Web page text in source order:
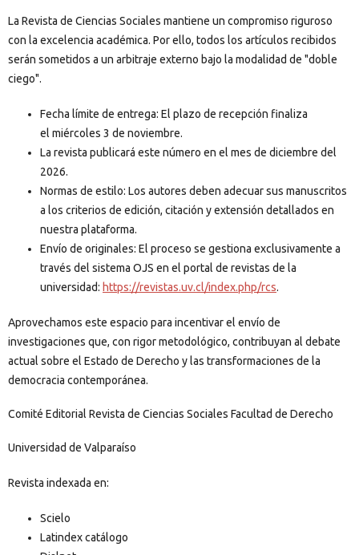
La Revista de Ciencias Sociales mantiene un compromiso riguroso
con la excelencia académica. Por ello, todos los artículos recibidos
serán sometidos a un arbitraje externo bajo la modalidad de "doble
ciego".
Fecha límite de entrega: El plazo de recepción finaliza
el miércoles 3 de noviembre.
La revista publicará este número en el mes de diciembre del
2026.
Normas de estilo: Los autores deben adecuar sus manuscritos
a los criterios de edición, citación y extensión detallados en
nuestra plataforma.
Envío de originales: El proceso se gestiona exclusivamente a
través del sistema OJS en el portal de revistas de la
universidad: https://revistas.uv.cl/index.php/rcs.
Aprovechamos este espacio para incentivar el envío de
investigaciones que, con rigor metodológico, contribuyan al debate
actual sobre el Estado de Derecho y las transformaciones de la
democracia contemporánea.
Comité Editorial Revista de Ciencias Sociales Facultad de Derecho
Universidad de Valparaíso
Revista indexada en:
Scielo
Latindex catálogo